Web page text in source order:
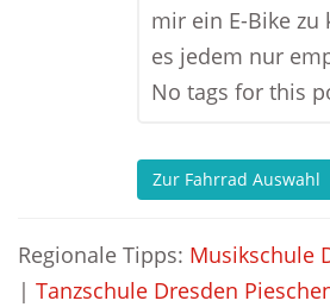
mir ein E-Bike zu
es jedem nur
No tags for this
Zur Fahrrad Auswahl
Regionale Tipps: Musikschule
| Tanzschule Dresden